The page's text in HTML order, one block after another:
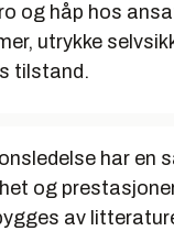
og håp hos
utrykke
tilstand.
har en
og
av